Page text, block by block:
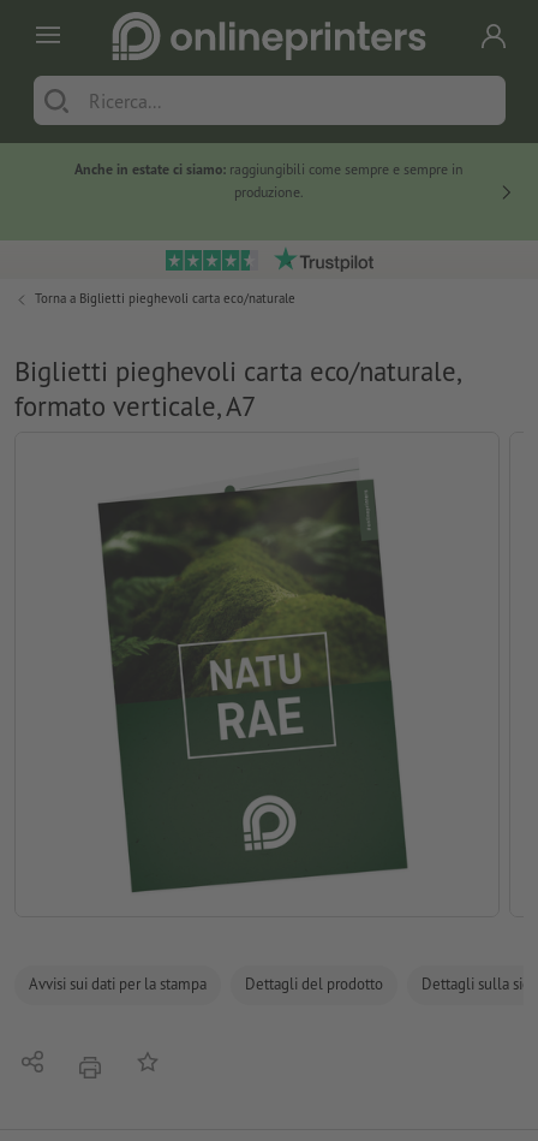
Anche in estate ci siamo: raggiungibili come sempre e sempre in
produzione.
Torna a Biglietti pieghevoli carta eco/naturale
Biglietti pieghevoli carta eco/naturale,
formato verticale, A7
Avvisi sui dati per la stampa Dettagli del prodotto Dettagli sulla
Condividistamparealla lista preferiti